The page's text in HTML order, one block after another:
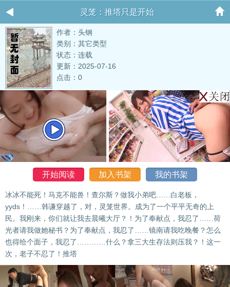
灵笼：推塔只是开始
作者：头钢
类别：其它类型
状态：连载
更新：2025-07-16
点击：0
开始阅读 加入书架 我的书架
冰冰不能死！马克不能兽！查尔斯？做我小弟吧……白老板，
yyds！……韩谦穿越了，对，灵笼世界。成为了一个平平无奇的上
民。我刚来，你们就让我去晨曦大厅？！为了奉献点，我忍了……荷
光者请我做她秘书？为了奉献点，我忍了……镜南请我吃晚餐？怎么
也得给个面子，我忍了…………什么？拿三大生存法则压我？！这一
次，老子不忍了！推塔